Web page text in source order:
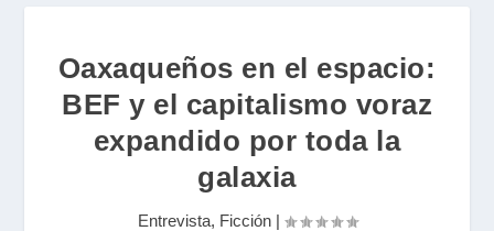
Oaxaqueños en el espacio:
BEF y el capitalismo voraz
expandido por toda la
galaxia
Entrevista, Ficción|